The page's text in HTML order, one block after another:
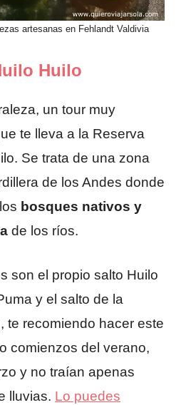
artesanas en Fehlandt Valdivia
Huilo
un tour muy
te lleva a la Reserva
Se trata de una zona
de los Andes donde
bosques nativos y
de los ríos.
son el propio salto Huilo
y el salto de la
te recomiendo hacer este
comienzos del verano,
y no traían apenas
lluvias. Lo puedes